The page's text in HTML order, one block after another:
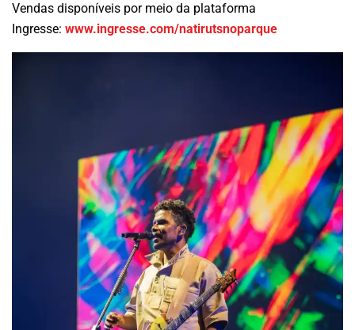
Vendas disponíveis por meio da plataforma
Ingresse: www.ingresse.com/natirutsnoparque